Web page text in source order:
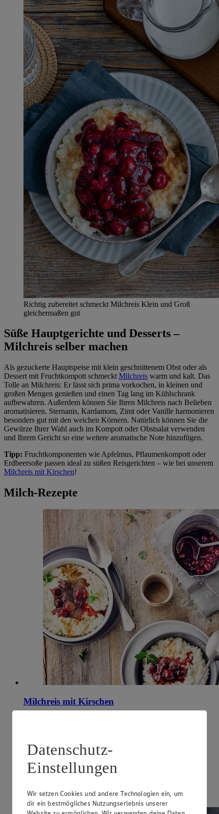
Richtig zubereitet schmeckt Milchreis Klein und Groß
gleichermaßen gut
Süße Hauptgerichte und Desserts –
Milchreis selber machen
Als gezuckerte Hauptspeise mit klein geschnittenem Obst oder als
Dessert mit Fruchtkompott schmeckt Milchreis warm und kalt. Das
Tolle an Milchreis: Er lässt sich prima vorkochen, in kleinen und
großen Mengen genießen und einen Tag lang im Kühlschrank
aufbewahren. Außerdem können Sie Ihren Milchreis nach Belieben
aromatisieren. Sternanis, Kardamom, Zimt oder Vanille harmonieren
besonders gut mit den weichen Körnern. Natürlich können Sie die
Gewürze Ihrer Wahl auch im Kompott oder Obstsalat verwenden
und Ihrem Gericht so eine weitere aromatische Note hinzufügen.
Tipp: Fruchtkomponenten wie Apfelmus, Pflaumenkompott oder
Erdbeersoße passen ideal zu süßen Reisgerichten – wie bei unserem
Milchreis mit Kirschen!
Milch-Rezepte
Milchreis mit Kirschen
Ernährungsweise
Glutenfrei
Vegetarisch
Datenschutz-
Einstellungen
Wir setzen Cookies und andere Technologien ein, um
dir ein bestmögliches Nutzungserlebnis unserer